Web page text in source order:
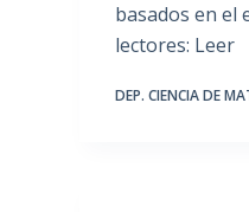
basados en el
lectores: Leer
DEP. CIENCIA DE